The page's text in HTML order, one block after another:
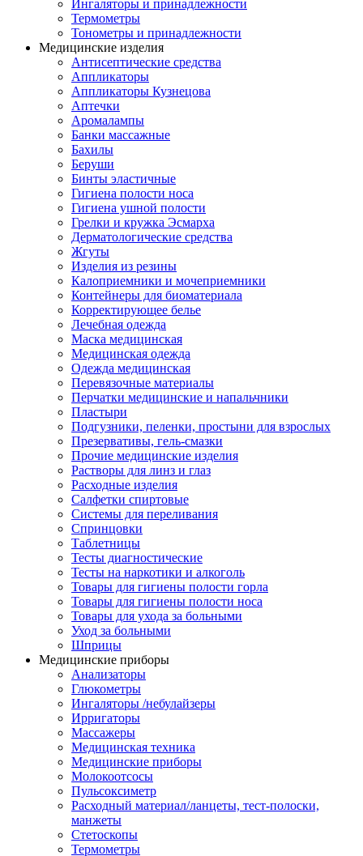
Ингаляторы и принадлежности
Термометры
Тонометры и принадлежности
Медицинские изделия
Антисептические средства
Аппликаторы
Аппликаторы Кузнецова
Аптечки
Аромалампы
Банки массажные
Бахилы
Беруши
Бинты эластичные
Гигиена полости носа
Гигиена ушной полости
Грелки и кружка Эсмарха
Дерматологические средства
Жгуты
Изделия из резины
Калоприемники и мочеприемники
Контейнеры для биоматериала
Корректирующее белье
Лечебная одежда
Маска медицинская
Медицинская одежда
Одежда медицинская
Перевязочные материалы
Перчатки медицинские и напальчники
Пластыри
Подгузники, пеленки, простыни для взрослых
Презервативы, гель-смазки
Прочие медицинские изделия
Растворы для линз и глаз
Расходные изделия
Салфетки спиртовые
Системы для переливания
Спринцовки
Таблетницы
Тесты диагностические
Тесты на наркотики и алкоголь
Товары для гигиены полости горла
Товары для гигиены полости носа
Товары для ухода за больными
Уход за больными
Шприцы
Медицинские приборы
Анализаторы
Глюкометры
Ингаляторы /небулайзеры
Ирригаторы
Массажеры
Медицинская техника
Медицинские приборы
Молокоотсосы
Пульсоксиметр
Расходный материал/ланцеты, тест-полоски,
манжеты
Стетоскопы
Термометры